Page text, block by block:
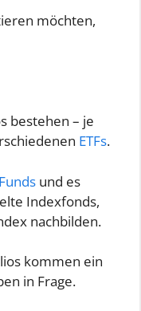
möchten,
bestehen – je
ETFs.
und es
Indexfonds,
nachbilden.
kommen ein
in Frage.